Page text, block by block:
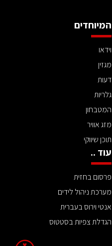
המיוחדים
וידאו
מגזין
דעות
גלריות
המטבחון
מזג אוויר
תוכן שיווקי
עוד ..
פרסום בחזית
מערכת ניהול לידים
אנטי וירוס בעברית
הגדלת צפיות בסטטוס